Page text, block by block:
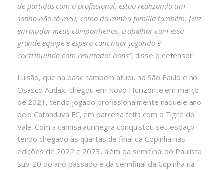
de partidas com o profissional, estou realizando um
sonho não só meu, como da minha família também, feliz
em ajudar meus companheiros, trabalhar com essa
grande equipe e espero continuar jogando e
contribuindo com resultados bons”, disse o defensor.
Luisão, que na base também atuou no São Paulo e no
Osasco Audax, chegou em Novo Horizonte em março
de 2021, tendo jogado profissionalmente naquele ano
pelo Catanduva FC, em parceria feita com o Tigre do
Vale. Com a camisa aurinegra conquistou seu espaço
tendo chegado às quartas de final da Copinha nas
edições de 2022 e 2023, além da semifinal do Paulista
Sub-20 do ano passado e da semifinal da Copinha na